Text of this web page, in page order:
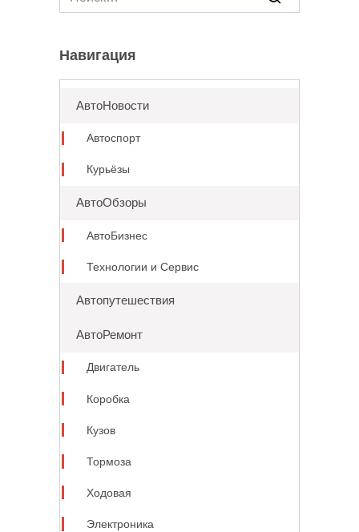
for:
Навигация
АвтоНовости
Автоспорт
Курьёзы
АвтоОбзоры
АвтоБизнес
Технологии и Сервис
Автопутешествия
АвтоРемонт
Двигатель
Коробка
Кузов
Тормоза
Ходовая
Электроника